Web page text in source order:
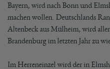
Bayern, wird nach Bonn und
machen wollen. Deutschlands
Altenbeck aus Mülheim, wird
Brandenburg im letzten Jahr zu
Im Herreneinzel wird der in